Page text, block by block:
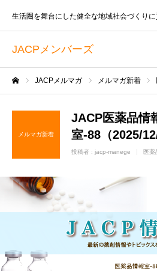
JACPメンバーズ
生活圏を舞台にした健全な地域社会づくり
JACPメルマガ メルマガ新着
メルマガ新着
JACP医薬品情
室-88（2025/12/
投稿者 : jacp-manege 医薬